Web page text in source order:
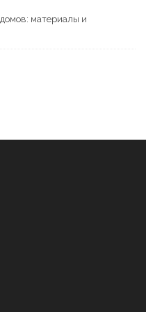
материалы и